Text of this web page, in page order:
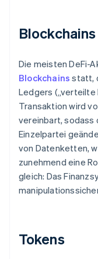
Blockchains
Die meisten DeFi-
Blockchains statt,
Ledgers („verteilte
Transaktion wird
vereinbart, sodass
Einzelpartei
von Datenketten,
zunehmend eine
gleich: Das
Tokens